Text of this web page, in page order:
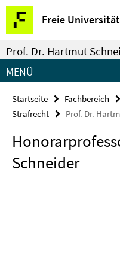
Springe
direkt
zu
Inhalt
Freie
Service-
Navigation
Prof. Dr. Hartmut
MENÜ
Startseite Fachbereich
Strafrecht
Prof. Dr.
Schneider